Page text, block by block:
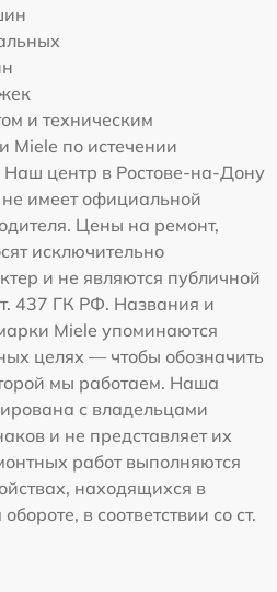
и техническим
Miele по истечении
Наш центр в Ростове-на-Дону
имеет официальной
Цены на ремонт,
исключительно
и не являются публичной
437 ГК РФ. Названия и
Miele упоминаются
целях — чтобы обозначить
мы работаем. Наша
с владельцами
и не представляет их
работ выполняются
находящихся в
в соответствии со ст.